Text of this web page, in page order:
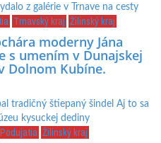
Trnavský kraj Žilinský kraj
moderny Jána
s umením v Dunajskej
Dolnom Kubíne.
Podujatia Žilinský kraj